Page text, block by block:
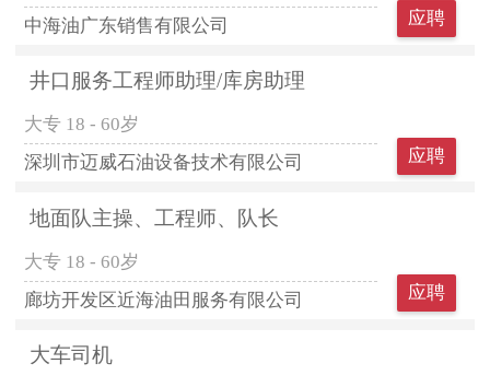
中海油广东销售有限公司
应聘
井口服务工程师助理/库房助理
大专 18 - 60岁
深圳市迈威石油设备技术有限公司
应聘
地面队主操、工程师、队长
大专 18 - 60岁
廊坊开发区近海油田服务有限公司
应聘
大车司机